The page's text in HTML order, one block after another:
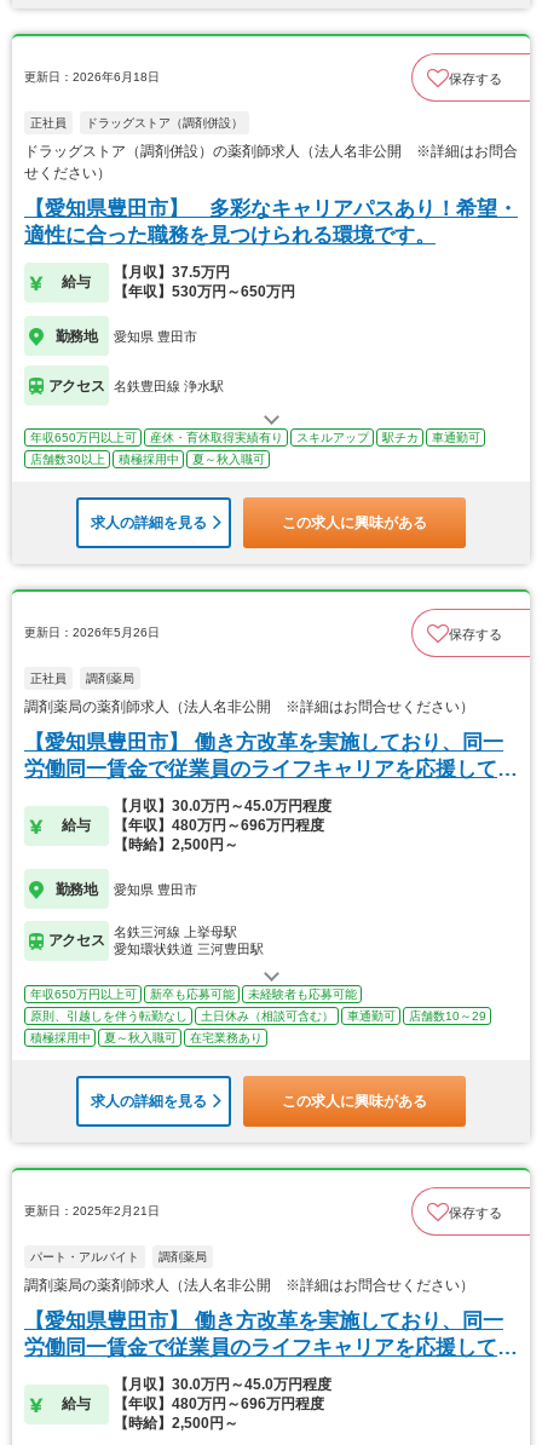
更新日：2026年6月18日 保存する
正社員 ドラッグストア（調剤併設）
ドラッグストア（調剤併設）の薬剤師求人（法人名非公開 ※詳細はお問合
せください）
【愛知県豊田市】 多彩なキャリアパスあり！希望・
適性に合った職務を見つけられる環境です。
給与
【月収】37.5万円
【年収】530万円～650万円
勤務地 愛知県 豊田市
アクセス 名鉄豊田線 浄水駅
年収650万円以上可 産休・育休取得実績有り スキルアップ 駅チカ
車通勤可
店舗数30以上
積極採用中 夏～秋入職可
求人の詳細を見る この求人に興味がある
更新日：2026年5月26日 保存する
正社員 調剤薬局
調剤薬局の薬剤師求人（法人名非公開 ※詳細はお問合せください）
【愛知県豊田市】 働き方改革を実施しており、同一
労働同一賃金で従業員のライフキャリアを応援してま
給与
【月収】30.0万円～45.0万円程度
【年収】480万円～696万円程度
【時給】2,500円～
勤務地 愛知県 豊田市
アクセス
名鉄三河線 上挙母駅
愛知環状鉄道 三河豊田駅
年収650万円以上可 新卒も応募可能
未経験者も応募可能
原則、引越しを伴う転勤なし
土日休み（相談可含む） 車通勤可
店舗数10～29
積極採用中
夏～秋入職可 在宅業務あり
求人の詳細を見る この求人に興味がある
更新日：2025年2月21日 保存する
パート・アルバイト 調剤薬局
調剤薬局の薬剤師求人（法人名非公開 ※詳細はお問合せください）
【愛知県豊田市】 働き方改革を実施しており、同一
労働同一賃金で従業員のライフキャリアを応援してま
給与
【月収】30.0万円～45.0万円程度
【年収】480万円～696万円程度
【時給】2,500円～